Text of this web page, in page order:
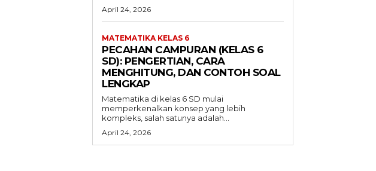
April 24, 2026
MATEMATIKA KELAS 6
PECAHAN CAMPURAN (KELAS 6
SD): PENGERTIAN, CARA
MENGHITUNG, DAN CONTOH SOAL
LENGKAP
Matematika di kelas 6 SD mulai
memperkenalkan konsep yang lebih
kompleks, salah satunya adalah...
April 24, 2026